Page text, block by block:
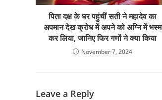
पिता दक्ष के घर पहुंचीं सती ने महादेव का
अपमान देख क्रोध में अपने को अग्नि में भस्म
कर लिया, जानिए फिर गणों ने क्या किया
November 7, 2024
Leave a Reply